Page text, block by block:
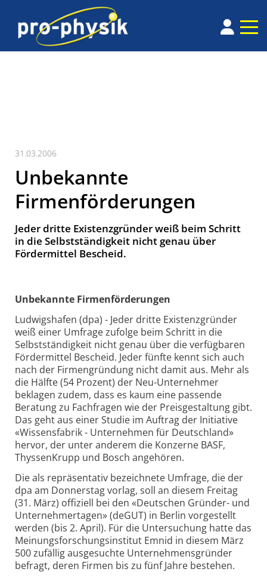
31.03.2006
Unbekannte
Firmenförderungen
Jeder dritte Existenzgründer weiß beim Schritt
in die Selbstständigkeit nicht genau über
Fördermittel Bescheid.
Unbekannte Firmenförderungen
Ludwigshafen (dpa) - Jeder dritte Existenzgründer
weiß einer Umfrage zufolge beim Schritt in die
Selbstständigkeit nicht genau über die verfügbaren
Fördermittel Bescheid. Jeder fünfte kennt sich auch
nach der Firmengründung nicht damit aus. Mehr als
die Hälfte (54 Prozent) der Neu-Unternehmer
beklagen zudem, dass es kaum eine passende
Beratung zu Fachfragen wie der Preisgestaltung gibt.
Das geht aus einer Studie im Auftrag der Initiative
«Wissensfabrik - Unternehmen für Deutschland»
hervor, der unter anderem die Konzerne BASF,
ThyssenKrupp und Bosch angehören.
Die als repräsentativ bezeichnete Umfrage, die der
dpa am Donnerstag vorlag, soll an diesem Freitag
(31. März) offiziell bei den «Deutschen Gründer- und
Unternehmertagen» (deGUT) in Berlin vorgestellt
werden (bis 2. April). Für die Untersuchung hatte das
Meinungsforschungsinstitut Emnid in diesem März
500 zufällig ausgesuchte Unternehmensgründer
befragt, deren Firmen bis zu fünf Jahre bestehen.